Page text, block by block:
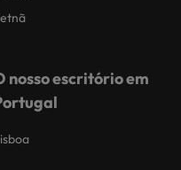
nosso escritório em